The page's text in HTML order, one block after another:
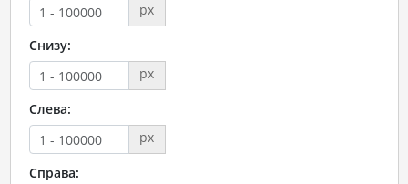
px
Снизу:
px
Слева:
px
Справа: